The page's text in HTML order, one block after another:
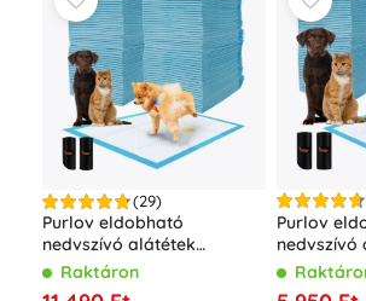
(29)
Purlov eldobható
nedvszívó alátétek
állatoknak – 60×90 cm, 100
Raktáron
Purlov
nedvszívó
állatoknak